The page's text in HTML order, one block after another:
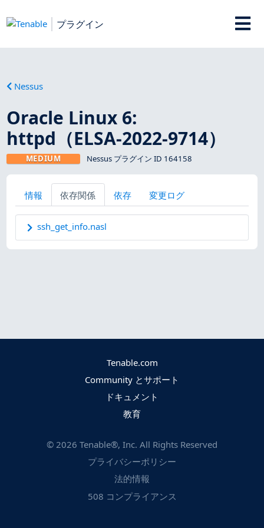
プラグイン
Nessus
Oracle Linux 6:
httpd（ELSA-2022-9714）
MEDIUM Nessus プラグイン ID 164158
情報 依存関係 依存 変更ログ
ssh_get_info.nasl
Tenable.com
Community とサポート
ドキュメント
教育
© 2026 Tenable®, Inc. All Rights Reserved
プライバシーポリシー
法的情報
508 コンプライアンス